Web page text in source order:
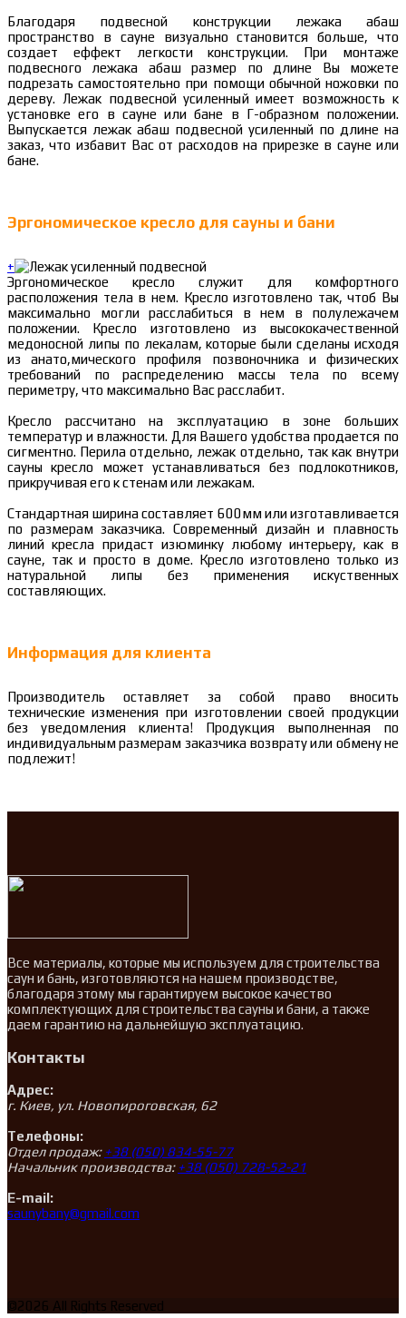
Благодаря подвесной конструкции лежака абаш
пространство в сауне визуально становится больше, что
создает еффект легкости конструкции. При монтаже
подвесного лежака абаш размер по длине Вы можете
подрезать самостоятельно при помощи обычной ножовки по
дереву. Лежак подвесной усиленный имеет возможность к
установке его в сауне или бане в Г-образном положении.
Выпускается лежак абаш подвесной усиленный по длине на
заказ, что избавит Вас от расходов на прирезке в сауне или
бане.
Эргономическое кресло для сауны и бани
+
Эргономическое кресло служит для комфортного
расположения тела в нем. Кресло изготовлено так, чтоб Вы
максимально могли расслабиться в нем в полулежачем
положении. Кресло изготовлено из высококачественной
медоносной липы по лекалам, которые были сделаны исходя
из анато,мического профиля позвоночника и физических
требований по распределению массы тела по всему
периметру, что максимально Вас расслабит.
Кресло рассчитано на эксплуатацию в зоне больших
температур и влажности. Для Вашего удобства продается по
сигментно. Перила отдельно, лежак отдельно, так как внутри
сауны кресло может устанавливаться без подлокотников,
прикручивая его к стенам или лежакам.
Стандартная ширина составляет 600мм или изготавливается
по размерам заказчика. Современный дизайн и плавность
линий кресла придаст изюминку любому интерьеру, как в
сауне, так и просто в доме. Кресло изготовлено только из
натуральной липы без применения искуственных
составляющих.
Информация для клиента
Производитель оставляет за собой право вносить
технические изменения при изготовлении своей продукции
без уведомления клиента! Продукция выполненная по
индивидуальным размерам заказчика возврату или обмену не
подлежит!
Все материалы, которые мы используем для строительства
саун и бань, изготовляются на нашем производстве,
благодаря этому мы гарантируем высокое качество
комплектующих для строительства сауны и бани, а также
даем гарантию на дальнейшую эксплуатацию.
Контакты
Адрес:
г. Киев, ул. Новопироговская, 62
Телефоны:
Отдел продаж: +38 (050) 834-55-77
Начальник производства: +38 (050) 728-52-21
E-mail:
saunybany@gmail.com
©2026 All Rights Reserved